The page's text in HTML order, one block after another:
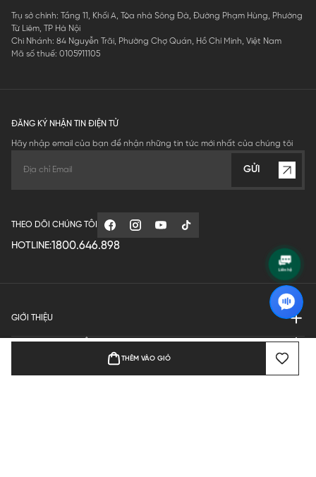
THÊM VÀO GIỎ
Trụ sở chính: Tầng 11, Khối A, Tòa nhà Sông Đà, Đường Phạm Hùng, Phường
Từ Liêm, TP Hà Nội
Chi Nhánh: 84 Nguyễn Trãi, Phường Chợ Quán, Hồ Chí Minh, Việt Nam
Mã số thuế: 0105911105
ĐĂNG KÝ NHẬN TIN ĐIỆN TỬ
Hãy nhập email của bạn để nhận những tin tức mới nhất của chúng tôi
GỬI
THEO DÕI CHÚNG TÔI
HOTLINE:1800.646.898
GIỚI THIỆU
QUY ĐỊNH HOẠT ĐỘNG